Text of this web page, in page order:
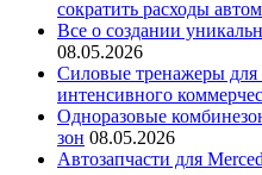
сократить расходы
Все о создании
08.05.2026
Силовые тренажеры для
интенсивного
Одноразовые
зон 08.05.2026
Автозапчасти для